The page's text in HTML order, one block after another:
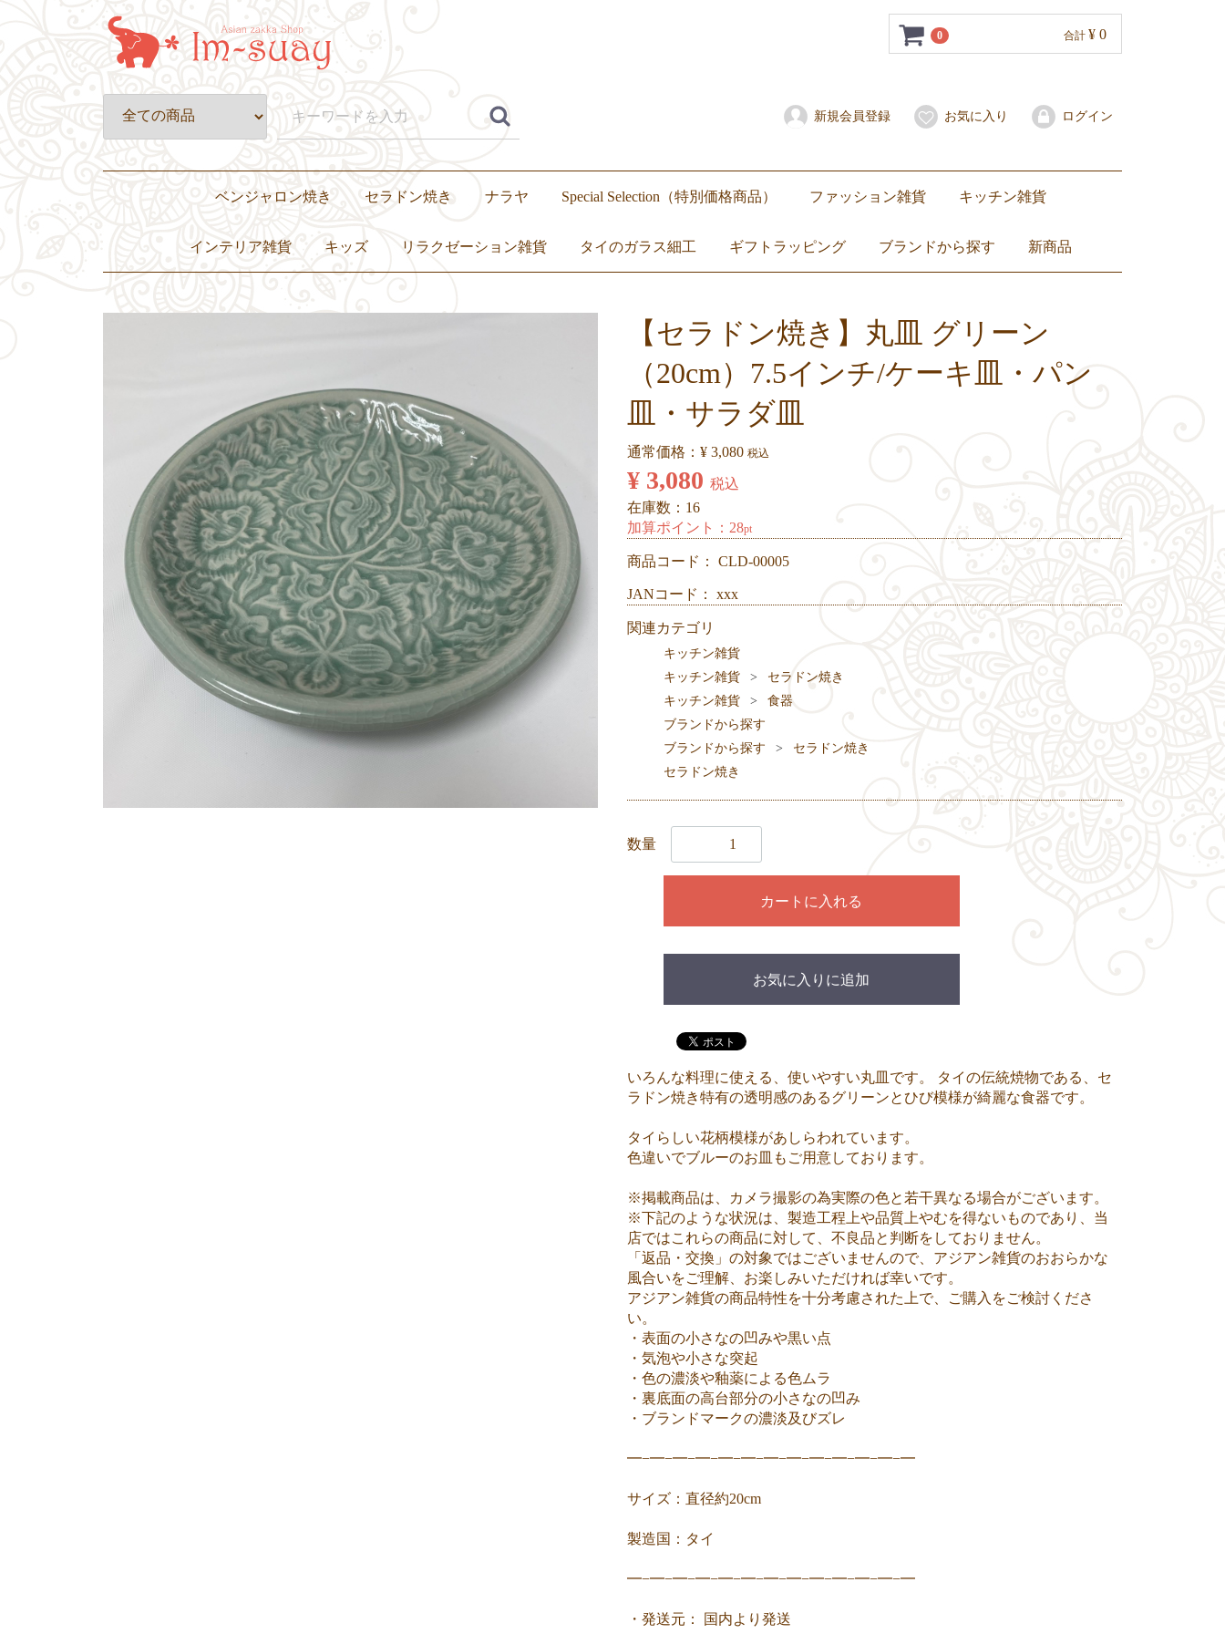
0 合計 ¥ 0
新規会員登録 お気に入り ログイン
ベンジャロン焼き
カップ&ソーサー・グラス
皿・プレート
壺・小物入れ
置物・オブジェ ティーセット・ディナーセット
セラドン焼き ナラヤ Special Selection（特別価格商品） ファッション雑貨
水着・サンダル
スカーフ
子ども服
バッグ トートバッグ
ショルダーバッグ
ハンドバッグ
エコバッグ
子ども用バッグ
ポーチ
財布・コインケース
携帯用爪楊枝入れ
その他
キッチン雑貨
琺瑯（ホーロー）
セラドン焼き
ベンジャロン焼き
食器
マグカップ・グラス
カトラリー・お箸
箸置き
ミトン
卓上小物
インテリア雑貨 キッズ リラクゼーション雑貨 タイのガラス細工 ギフトラッピング ブランドから探す 新商品
【セラドン焼き】丸皿 グリーン
（20cm）7.5インチ/ケーキ皿・パン
皿・サラダ皿
通常価格： ¥ 3,080 税込
¥ 3,080 税込
在庫数：16
加算ポイント： 28pt
商品コード： CLD-00005
JANコード： xxx
関連カテゴリ
キッチン雑貨
キッチン雑貨
セラドン焼き
キッチン雑貨
食器
ブランドから探す
ブランドから探す
セラドン焼き
セラドン焼き
数量
カートに入れる
お気に入りに追加
いろんな料理に使える、使いやすい丸皿です。 タイの伝統焼物である、セ
ラドン焼き特有の透明感のあるグリーンとひび模様が綺麗な食器です。
タイらしい花柄模様があしらわれています。
色違いでブルーのお皿もご用意しております。
※掲載商品は、カメラ撮影の為実際の色と若干異なる場合がございます。
※下記のような状況は、製造工程上や品質上やむを得ないものであり、当
店ではこれらの商品に対して、不良品と判断をしておりません。
「返品・交換」の対象ではございませんので、アジアン雑貨のおおらかな
風合いをご理解、お楽しみいただければ幸いです。
アジアン雑貨の商品特性を十分考慮された上で、ご購入をご検討くださ
い。
・表面の小さなの凹みや黒い点
・気泡や小さな突起
・色の濃淡や釉薬による色ムラ
・裏底面の高台部分の小さなの凹み
・ブランドマークの濃淡及びズレ
━−━−━−━−━−━−━−━−━−━−━−━−━
サイズ：直径約20cm
製造国：タイ
━−━−━−━−━−━−━−━−━−━−━−━−━
・発送元： 国内より発送